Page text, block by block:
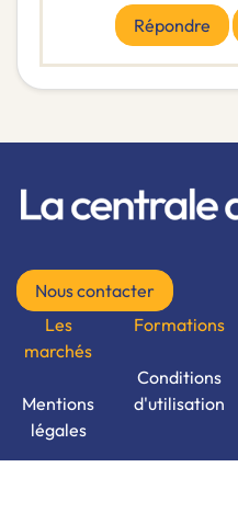
Répondre
Nous contacter
Les
marchés
Mentions
légales
Formations
Conditions
d'utilisation